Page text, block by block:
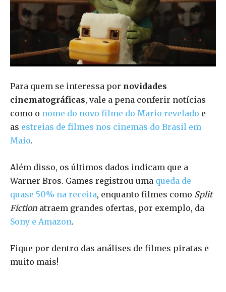
Para quem se interessa por novidades
cinematográficas, vale a pena conferir notícias
como o nome do novo filme do Mario revelado e
as estreias de filmes nos cinemas do Brasil em
Maio.
Além disso, os últimos dados indicam que a
Warner Bros. Games registrou uma queda de
quase 50% na receita, enquanto filmes como Split
Fiction atraem grandes ofertas, por exemplo, da
Sony e Amazon.
Fique por dentro das análises de filmes piratas e
muito mais!